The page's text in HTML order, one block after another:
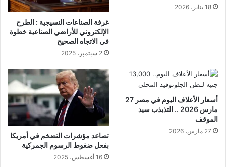
18 يناير، 2026
غرفة الصناعات النسيجية : الطرح
الإلكتروني للأراضي الصناعية خطوة
في الاتجاه الصحيح
2 سبتمبر، 2025
أسعار الأعلاف اليوم في مصر 27
مارس 2026 .. التذبذب سيد
الموقف
27 مارس، 2026
تصاعد مؤشرات التضخم في أمريكا
بفعل ضغوط الرسوم الجمركية
16 أغسطس، 2025